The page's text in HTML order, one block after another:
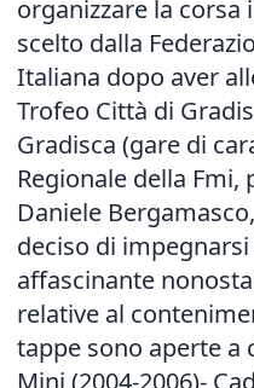
organizzare la
scelto dalla
Italiana dopo aver
Trofeo Città di
Gradisca (gare di
Regionale della
Daniele
deciso di
affascinante
relative al
tappe sono aperte a
Mini (2004-2006)-